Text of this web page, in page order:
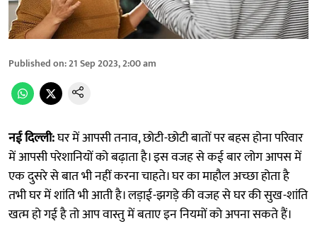
Published on:21 Sep 2023, 2:00 am
नई दिल्ली:घर में आपसी तनाव, छोटी-छोटी बातों पर बहस होना परिवार
में आपसी परेशानियों को बढ़ाता है। इस वजह से कई बार लोग आपस में
एक दुसरे से बात भी नहीं करना चाहते। घर का माहौल अच्छा होता है
तभी घर में शांति भी आती है। लड़ाई-झगड़े की वजह से घर की सुख-शांति
खत्म हो गई है तो आप वास्तु में बताए इन नियमों को अपना सकते हैं।